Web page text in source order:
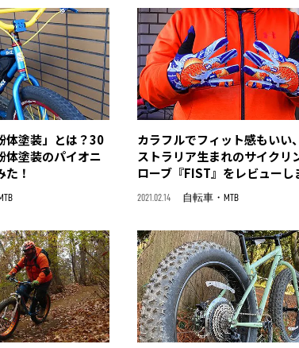
体塗装」とは？30
体塗装のパイオニ
！
カラフルでフィット感もいい
ストラリア生まれのサイクリ
ローブ『FIST』をレビューし
2021.02.14 自転車・MTB